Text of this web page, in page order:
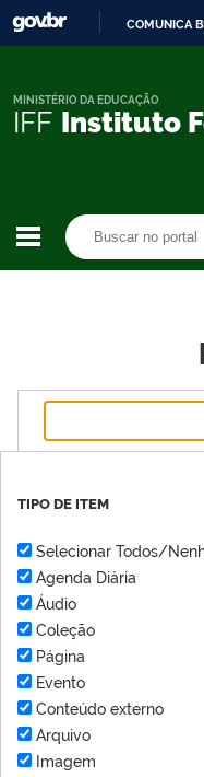
COMUNICA
IFF Instituto
MINISTÉRIO DA EDUCAÇÃO
TIPO DE ITEM
Selecionar Todos/
Agenda Diária
Áudio
Coleção
Página
Evento
Conteúdo externo
Arquivo
Imagem